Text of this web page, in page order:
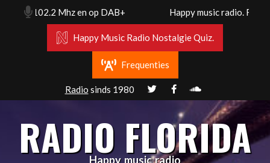
102.2 Mhz en op DAB+ Happy music radio. Florida
Happy Music Radio Nostalgie Quiz.
Frequenties
Radio sinds 1980
RADIO FLORIDA
Happy music radio